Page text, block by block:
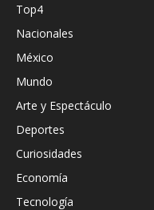
Top4
Nacionales
México
Mundo
Arte y Espectáculo
Deportes
Curiosidades
Economía
Tecnología